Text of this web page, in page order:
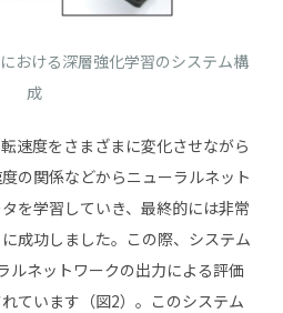
おける深層強化学習のシステム構
成
速度をさまざまに変化させながら
の関係などからニューラルネット
を学習していき、最終的には非常
成功しました。この際、システム
ネットワークの出力による評価
ています（図2）。このシステム